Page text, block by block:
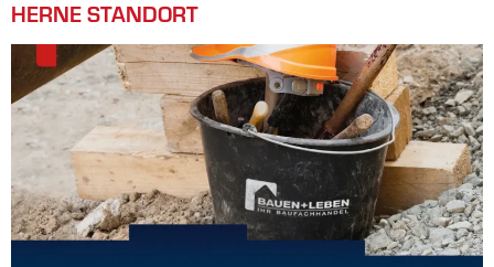
HERNE STANDORT